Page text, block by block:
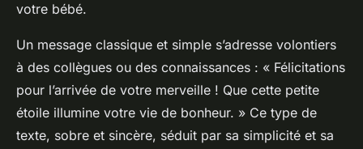
votre bébé.
Un message classique et simple s’adresse volontiers
à des collègues ou des connaissances : « Félicitations
pour l’arrivée de votre merveille ! Que cette petite
étoile illumine votre vie de bonheur. » Ce type de
texte, sobre et sincère, séduit par sa simplicité et sa